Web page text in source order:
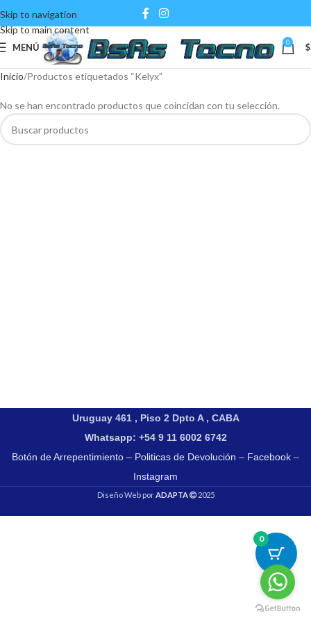
Skip to navigation
Skip to main content
MENÚ 0 $
Inicio Productos etiquetados “Kelyx”
No se han encontrado productos que coincidan con tu selección.
Uruguay 461 , Piso 2 Dpto A , CABA
Whatsapp: +54 9 11 6002 6742
Botón de Arrepentimiento – Politicas de Devolución – Facebook –
Instagram
Diseño Web porADAPTA 2025
0